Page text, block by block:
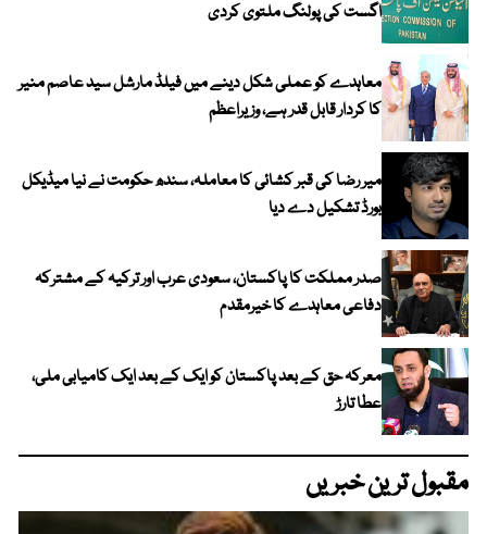
اگست کی پولنگ ملتوی کردی
معاہدے کو عملی شکل دینے میں فیلڈ مارشل سید عاصم منیر
کا کردار قابل قدر ہے، وزیراعظم
میر رضا کی قبر کشائی کا معاملہ، سندھ حکومت نے نیا میڈیکل
بورڈ تشکیل دے دیا
صدر مملکت کا پاکستان، سعودی عرب اور ترکیہ کے مشترکہ
دفاعی معاہدے کا خیرمقدم
معرکہ حق کے بعد پاکستان کو ایک کے بعد ایک کامیابی ملی،
عطا تارڑ
مقبول ترین خبریں